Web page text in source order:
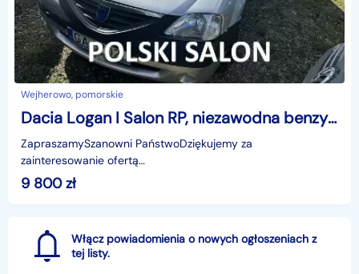
Wejherowo, pomorskie
Dacia Logan I Salon RP, niezawodna benzyna, niski przebieg, centr. zamek, isofix
ZapraszamySzanowni PaństwoDziękujemy za
zainteresowanie ofertą
AutazEuropejskichSalonow.pl.czynne:pn-pt 9-18.sob 10-15.
Parkuje w Wejherowo,ul. Orzeszkowej 10,
9 800zł
Włącz powiadomienia o nowych ogłoszeniach z
tej listy.